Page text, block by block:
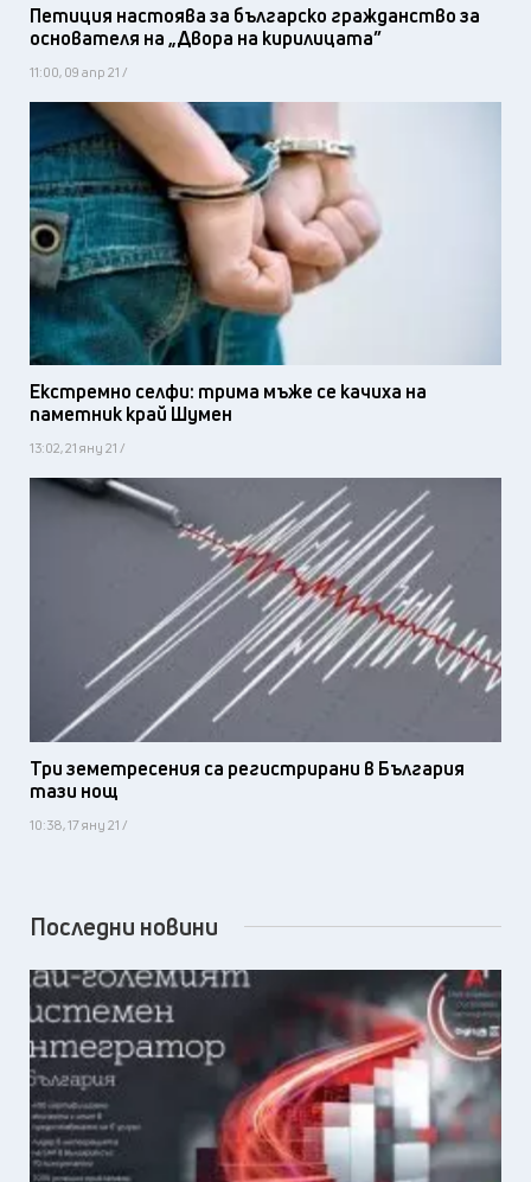
Петиция настоява за българско гражданство за
основателя на „Двора на кирилицата”
11:00, 09 апр 21 /
Екстремно селфи: трима мъже се качиха на
паметник край Шумен
13:02, 21 яну 21 /
Три земетресения са регистрирани в България
тази нощ
10:38, 17 яну 21 /
Последни новини